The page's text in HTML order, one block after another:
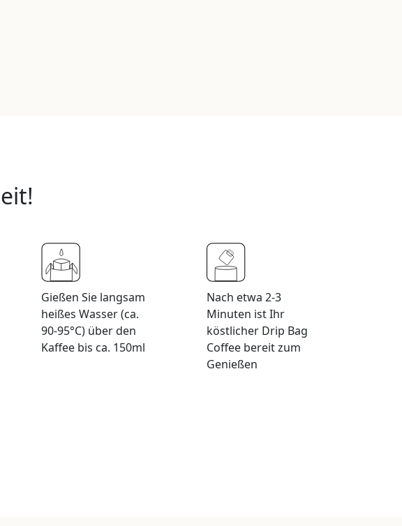
Gießen Sie langsam
heißes Wasser (ca.
90-95°C) über den
Kaffee bis ca. 150ml
Nach etwa 2-3
Minuten ist Ihr
köstlicher Drip Bag
Coffee bereit zum
Genießen